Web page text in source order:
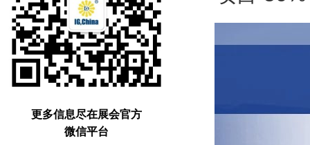
更多信息尽在展会官方
微信平台